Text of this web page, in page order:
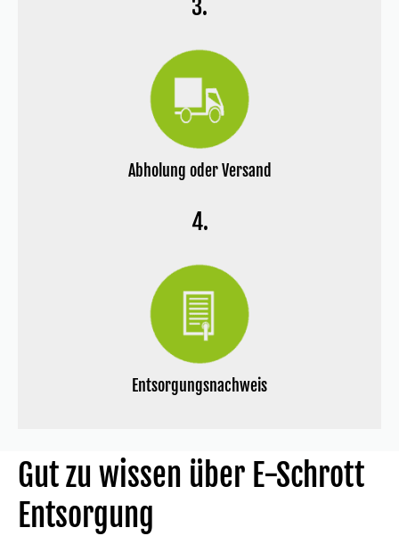
3.
Abholung oder Versand
4.
Entsorgungsnachweis
Gut zu wissen über E-Schrott
Entsorgung